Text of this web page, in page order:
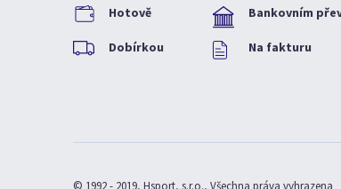
Hotově Bankovním
Dobírkou Na fakturu
© 1992 - 2019, Hsport, s.r.o., Všechna práva vyhrazena